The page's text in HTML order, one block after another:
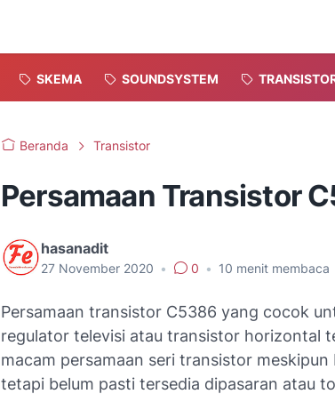
SKEMA SOUNDSYSTEM
Beranda Transistor
Persamaan Transistor
hasanadit
27 November 2020 • 0 • 10 menit membaca
Persamaan transistor C5386 yang cocok
regulator televisi atau transistor horizontal
macam persamaan seri transistor
tetapi belum pasti tersedia dipasaran atau